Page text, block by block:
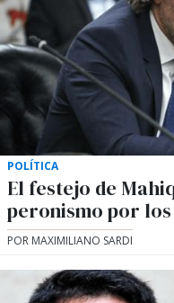
POLÍTICA
El festejo de
peronismo por
POR MAXIMILIANO SARDI